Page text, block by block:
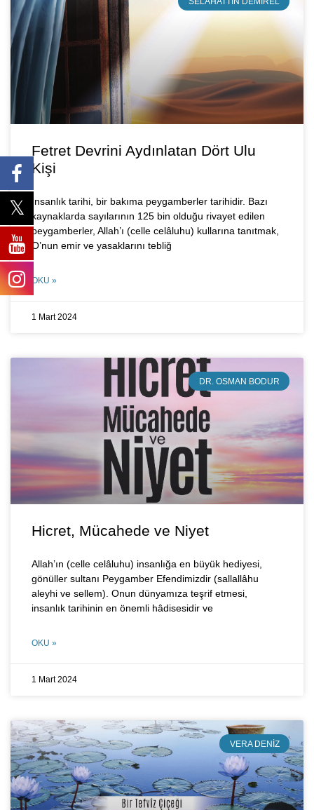
Fetret Devrini Aydınlatan Dört Ulu
Kişi
İnsanlık tarihi, bir bakıma peygamberler tarihidir. Bazı
kaynaklarda sayılarının 125 bin olduğu rivayet edilen
peygamberler, Allah’ı (celle celâluhu) kullarına tanıtmak,
O’nun emir ve yasaklarını tebliğ
OKU »
1 Mart 2024
DR. OSMAN BODUR
Hicret, Mücahede ve Niyet
Allah’ın (celle celâluhu) insanlığa en büyük hediyesi,
gönüller sultanı Peygamber Efendimizdir (sallallâhu
aleyhi ve sellem). Onun dünyamıza teşrif etmesi,
insanlık tarihinin en önemli hâdisesidir ve
OKU »
1 Mart 2024
VERA DENIZ